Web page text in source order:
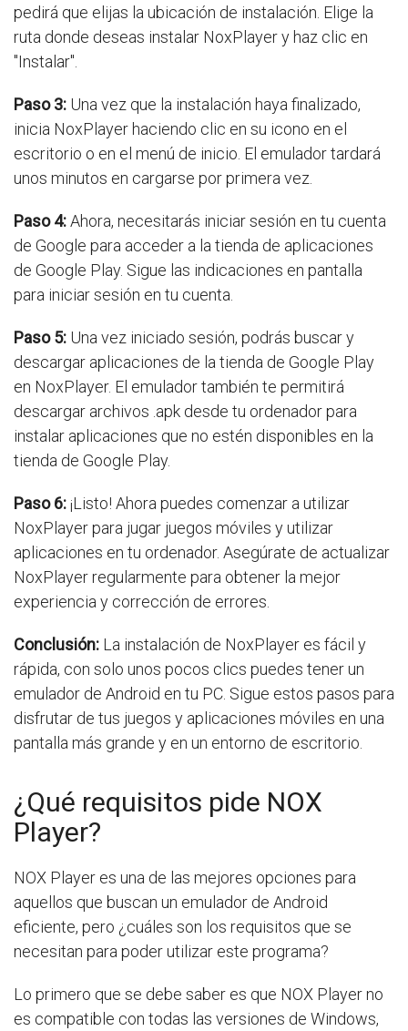
pedirá que elijas la ubicación de instalación. Elige la
ruta donde deseas instalar NoxPlayer y haz clic en
"Instalar".
Paso 3: Una vez que la instalación haya finalizado,
inicia NoxPlayer haciendo clic en su icono en el
escritorio o en el menú de inicio. El emulador tardará
unos minutos en cargarse por primera vez.
Paso 4:Ahora, necesitarás iniciar sesión en tu cuenta
de Google para acceder a la tienda de aplicaciones
de Google Play. Sigue las indicaciones en pantalla
para iniciar sesión en tu cuenta.
Paso 5: Una vez iniciado sesión, podrás buscar y
descargar aplicaciones de la tienda de Google Play
en NoxPlayer. El emulador también te permitirá
descargar archivos .apk desde tu ordenador para
instalar aplicaciones que no estén disponibles en la
tienda de Google Play.
Paso 6:¡Listo! Ahora puedes comenzar a utilizar
NoxPlayer para jugar juegos móviles y utilizar
aplicaciones en tu ordenador. Asegúrate de actualizar
NoxPlayer regularmente para obtener la mejor
experiencia y corrección de errores.
Conclusión: La instalación de NoxPlayer es fácil y
rápida, con solo unos pocos clics puedes tener un
emulador de Android en tu PC. Sigue estos pasos para
disfrutar de tus juegos y aplicaciones móviles en una
pantalla más grande y en un entorno de escritorio.
¿Qué requisitos pide NOX
Player?
NOX Player es una de las mejores opciones para
aquellos que buscan un emulador de Android
eficiente, pero ¿cuáles son los requisitos que se
necesitan para poder utilizar este programa?
Lo primero que se debe saber es que NOX Player no
es compatible con todas las versiones de Windows,